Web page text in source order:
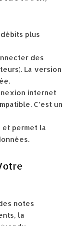
plus
des
La version
internet
C’est un
et permet la
notes
la